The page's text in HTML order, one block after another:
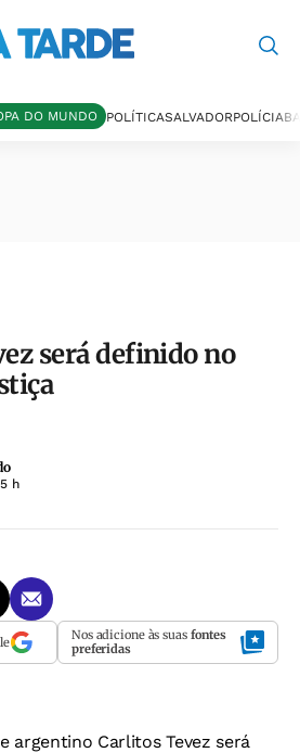
DO MUNDO POLÍTICASALVADORPOLÍCIA
será definido no
h
Nos adicione às suas fontes
preferidas
argentino Carlitos Tevez será